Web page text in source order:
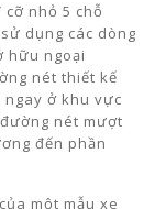
nhỏ 5 chỗ
dụng các dòng
hữu ngoại
nét thiết kế
ở khu vực
nét mượt
đến phần
một mẫu xe